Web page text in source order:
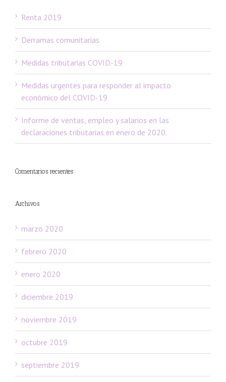
Renta 2019
Derramas comunitarias
Medidas tributarias COVID-19
Medidas urgentes para responder al impacto
económico del COVID-19
Informe de ventas, empleo y salarios en las
declaraciones tributarias en enero de 2020.
Comentarios recientes
Archivos
marzo 2020
febrero 2020
enero 2020
diciembre 2019
noviembre 2019
octubre 2019
septiembre 2019